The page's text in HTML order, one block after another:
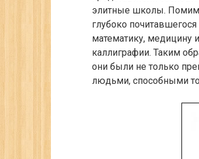
элитные школы.
глубоко
математику, медицину
каллиграфии. Таким
они были не только
людьми, способными